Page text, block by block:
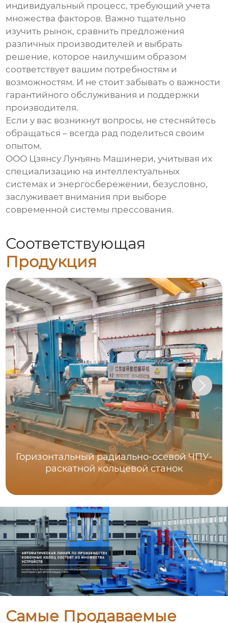
индивидуальный процесс, требующий учета
множества факторов. Важно тщательно
изучить рынок, сравнить предложения
различных производителей и выбрать
решение, которое наилучшим образом
соответствует вашим потребностям и
возможностям. И не стоит забывать о важности
гарантийного обслуживания и поддержки
производителя.
Если у вас возникнут вопросы, не стесняйтесь
обращаться – всегда рад поделиться своим
опытом.
ООО Цзянсу Лунъянь Машинери, учитывая их
специализацию на интеллектуальных
системах и энергосбережении, безусловно,
заслуживает внимания при выборе
современной системы прессования.
Соответствующая
Продукция
Горизонтальный радиально-осевой ЧПУ-
раскатной кольцевой станок
Самые Продаваемые